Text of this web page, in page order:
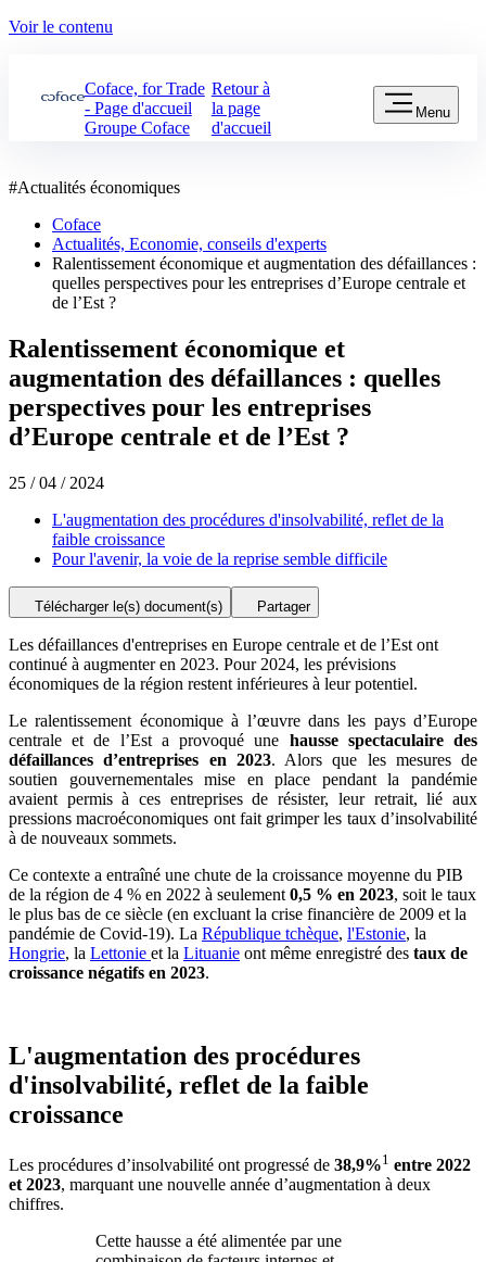
Voir le contenu
Coface, for Trade
- Page d'accueil
Groupe Coface
Retour à
la page
d'accueil
Menu
#Actualités économiques
Coface
Actualités, Economie, conseils d'experts
Ralentissement économique et augmentation des défaillances :
quelles perspectives pour les entreprises d’Europe centrale et
de l’Est ?
Ralentissement économique et
augmentation des défaillances : quelles
perspectives pour les entreprises
d’Europe centrale et de l’Est ?
25 / 04 / 2024
L'augmentation des procédures d'insolvabilité, reflet de la
faible croissance
Pour l'avenir, la voie de la reprise semble difficile
Télécharger le(s) document(s) Partager
Les défaillances d'entreprises en Europe centrale et de l’Est ont
continué à augmenter en 2023. Pour 2024, les prévisions
économiques de la région restent inférieures à leur potentiel.
Le ralentissement économique à l’œuvre dans les pays d’Europe
centrale et de l’Est a provoqué une hausse spectaculaire des
défaillances d’entreprises en 2023. Alors que les mesures de
soutien gouvernementales mise en place pendant la pandémie
avaient permis à ces entreprises de résister, leur retrait, lié aux
pressions macroéconomiques ont fait grimper les taux d’insolvabilité
à de nouveaux sommets.
Ce contexte a entraîné une chute de la croissance moyenne du PIB
de la région de 4 % en 2022 à seulement 0,5 % en 2023, soit le taux
le plus bas de ce siècle (en excluant la crise financière de 2009 et la
pandémie de Covid-19). La République tchèque, l'Estonie, la
Hongrie, la Lettonie et la Lituanie ont même enregistré des taux de
croissance négatifs en 2023.
L'augmentation des procédures
d'insolvabilité, reflet de la faible
croissance
Les procédures d’insolvabilité ont progressé de 38,9%1 entre 2022
et 2023, marquant une nouvelle année d’augmentation à deux
chiffres.
Cette hausse a été alimentée par une